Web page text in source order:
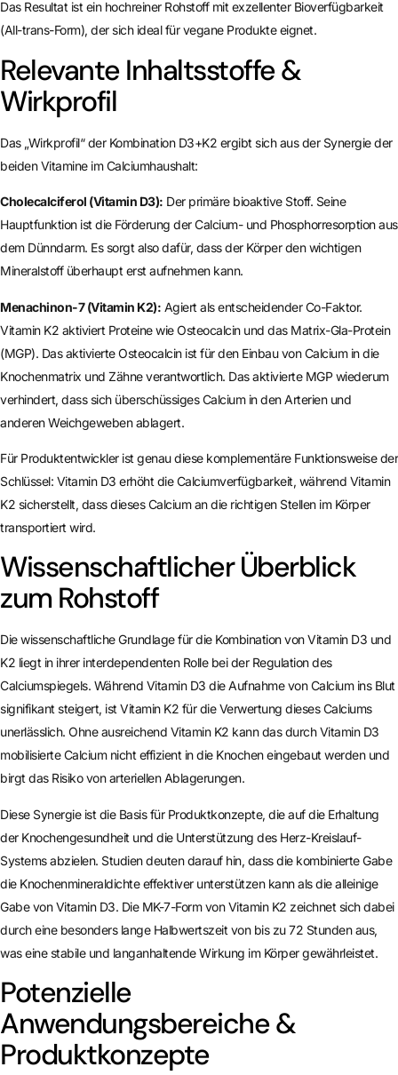
Das Resultat ist ein hochreiner Rohstoff mit exzellenter Bioverfügbarkeit
(All-trans-Form), der sich ideal für vegane Produkte eignet.
Relevante Inhaltsstoffe &
Wirkprofil
Das „Wirkprofil“ der Kombination D3+K2 ergibt sich aus der Synergie der
beiden Vitamine im Calciumhaushalt:
Cholecalciferol (Vitamin D3): Der primäre bioaktive Stoff. Seine
Hauptfunktion ist die Förderung der Calcium- und Phosphorresorption aus
dem Dünndarm. Es sorgt also dafür, dass der Körper den wichtigen
Mineralstoff überhaupt erst aufnehmen kann.
Menachinon-7 (Vitamin K2): Agiert als entscheidender Co-Faktor.
Vitamin K2 aktiviert Proteine wie Osteocalcin und das Matrix-Gla-Protein
(MGP). Das aktivierte Osteocalcin ist für den Einbau von Calcium in die
Knochenmatrix und Zähne verantwortlich. Das aktivierte MGP wiederum
verhindert, dass sich überschüssiges Calcium in den Arterien und
anderen Weichgeweben ablagert.
Für Produktentwickler ist genau diese komplementäre Funktionsweise der
Schlüssel: Vitamin D3 erhöht die Calciumverfügbarkeit, während Vitamin
K2 sicherstellt, dass dieses Calcium an die richtigen Stellen im Körper
transportiert wird.
Wissenschaftlicher Überblick
zum Rohstoff
Die wissenschaftliche Grundlage für die Kombination von Vitamin D3 und
K2 liegt in ihrer interdependenten Rolle bei der Regulation des
Calciumspiegels. Während Vitamin D3 die Aufnahme von Calcium ins Blut
signifikant steigert, ist Vitamin K2 für die Verwertung dieses Calciums
unerlässlich. Ohne ausreichend Vitamin K2 kann das durch Vitamin D3
mobilisierte Calcium nicht effizient in die Knochen eingebaut werden und
birgt das Risiko von arteriellen Ablagerungen.
Diese Synergie ist die Basis für Produktkonzepte, die auf die Erhaltung
der Knochengesundheit und die Unterstützung des Herz-Kreislauf-
Systems abzielen. Studien deuten darauf hin, dass die kombinierte Gabe
die Knochenmineraldichte effektiver unterstützen kann als die alleinige
Gabe von Vitamin D3. Die MK-7-Form von Vitamin K2 zeichnet sich dabei
durch eine besonders lange Halbwertszeit von bis zu 72 Stunden aus,
was eine stabile und langanhaltende Wirkung im Körper gewährleistet.
Potenzielle
Anwendungsbereiche &
Produktkonzepte